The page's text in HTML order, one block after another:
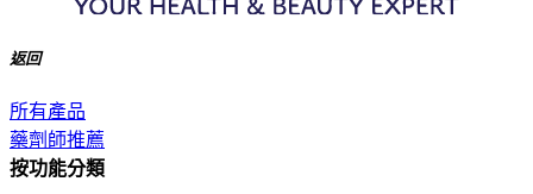
返回
所有產品
藥劑師推薦
按功能分類